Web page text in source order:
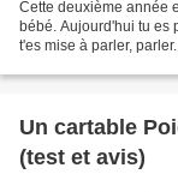
Cette deuxième année
bébé. Aujourd'hui tu es
t'es mise à parler,
Un cartable
(test et avis)